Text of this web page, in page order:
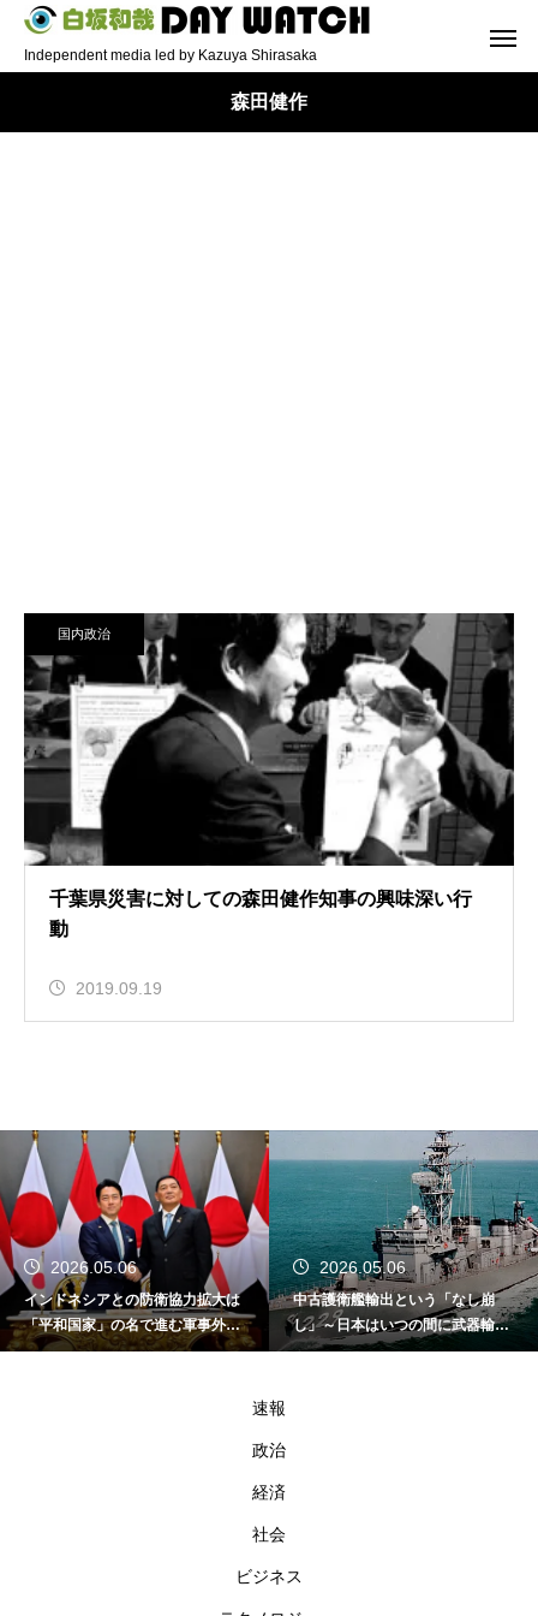
Independent media led by Kazuya Shirasaka
森田健作
国内政治
千葉県災害に対しての森田健作知事の興味深い行
動
2019.09.19
2026.05.06
インドネシアとの防衛協力拡大は
「平和国家」の名で進む軍事外交
である
2026.05.06
中古護衛艦輸出という「なし崩
し」～日本はいつの間に武器輸出
国家になったのか～
速報
政治
経済
社会
ビジネス